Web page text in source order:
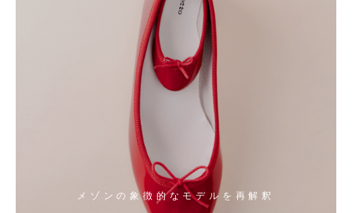
メゾンの象徴的なモデルを再解釈